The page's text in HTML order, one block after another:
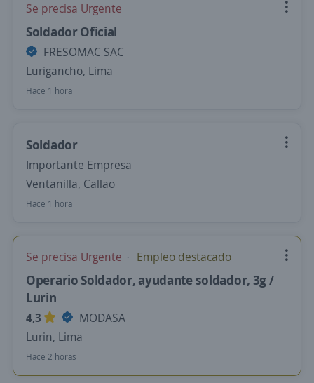
Se precisa Urgente
Soldador Oficial
FRESOMAC SAC
Lurigancho, Lima
Hace 1 hora
Soldador
Importante Empresa
Ventanilla, Callao
Hace 1 hora
Se precisa Urgente Empleo destacado
Operario Soldador, ayudante soldador, 3g /
Lurin
4,3
MODASA
Lurin, Lima
Hace 2 horas